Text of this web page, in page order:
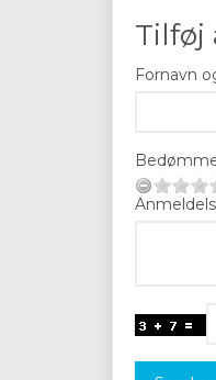
Tilføj
Fornavn